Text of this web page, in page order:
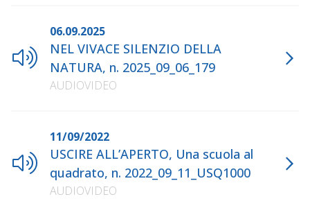
06.09.2025
NEL VIVACE SILENZIO DELLA
NATURA, n. 2025_09_06_179
AUDIOVIDEO
11/09/2022
USCIRE ALL’APERTO, Una scuola al
quadrato, n. 2022_09_11_USQ1000
AUDIOVIDEO